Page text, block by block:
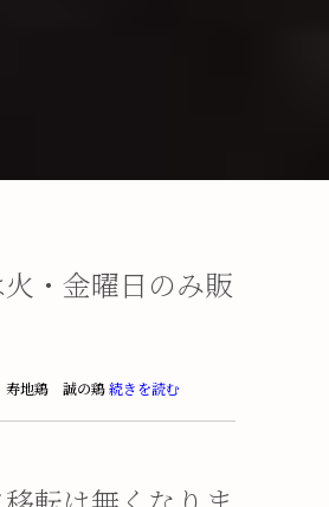
・金曜日のみ販
寿地鶏 誠の鶏続きを読む